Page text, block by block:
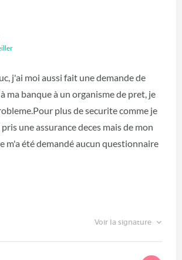
j'ai moi aussi fait une demande de
ma banque à un organisme de pret, je
plus de securite comme je
une assurance deces mais de mon
m'a été demandé aucun questionnaire
Voir la signature